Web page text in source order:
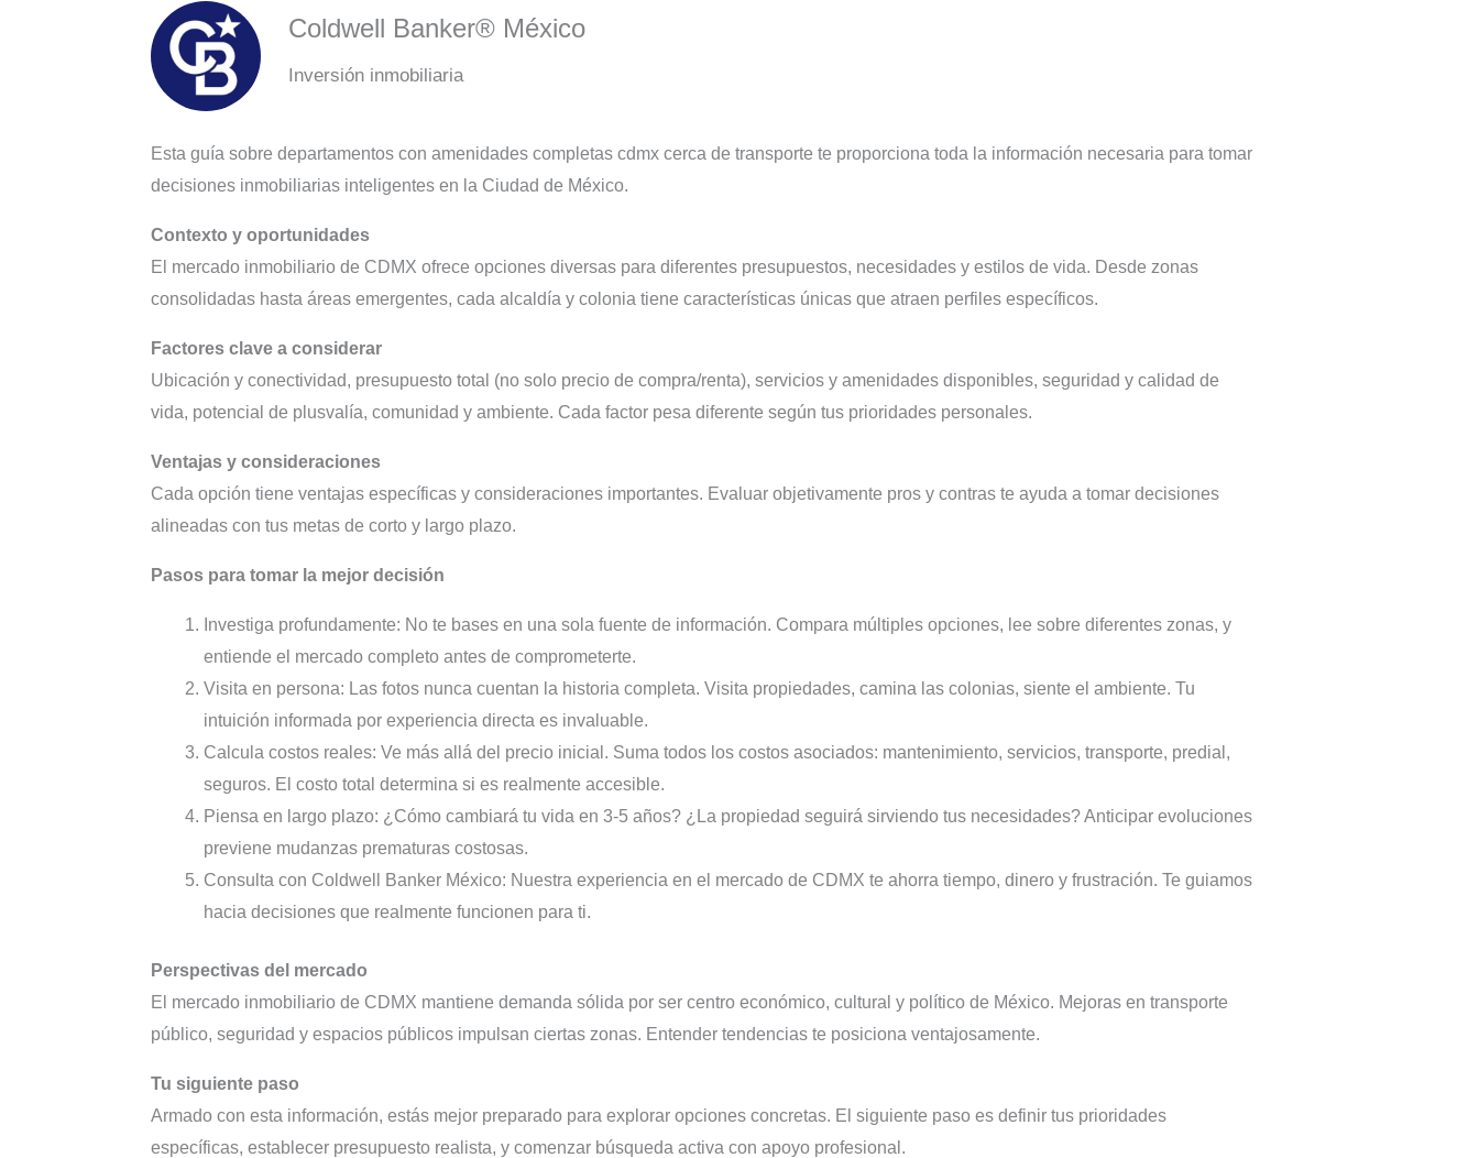
Coldwell Banker® México
Inversión inmobiliaria
Esta guía sobre departamentos con amenidades completas cdmx cerca de transporte te proporciona toda la información necesaria para tomar
decisiones inmobiliarias inteligentes en la Ciudad de México.
Contexto y oportunidades
El mercado inmobiliario de CDMX ofrece opciones diversas para diferentes presupuestos, necesidades y estilos de vida. Desde zonas
consolidadas hasta áreas emergentes, cada alcaldía y colonia tiene características únicas que atraen perfiles específicos.
Factores clave a considerar
Ubicación y conectividad, presupuesto total (no solo precio de compra/renta), servicios y amenidades disponibles, seguridad y calidad de
vida, potencial de plusvalía, comunidad y ambiente. Cada factor pesa diferente según tus prioridades personales.
Ventajas y consideraciones
Cada opción tiene ventajas específicas y consideraciones importantes. Evaluar objetivamente pros y contras te ayuda a tomar decisiones
alineadas con tus metas de corto y largo plazo.
Pasos para tomar la mejor decisión
Investiga profundamente: No te bases en una sola fuente de información. Compara múltiples opciones, lee sobre diferentes zonas, y
entiende el mercado completo antes de comprometerte.
Visita en persona: Las fotos nunca cuentan la historia completa. Visita propiedades, camina las colonias, siente el ambiente. Tu
intuición informada por experiencia directa es invaluable.
Calcula costos reales: Ve más allá del precio inicial. Suma todos los costos asociados: mantenimiento, servicios, transporte, predial,
seguros. El costo total determina si es realmente accesible.
Piensa en largo plazo: ¿Cómo cambiará tu vida en 3-5 años? ¿La propiedad seguirá sirviendo tus necesidades? Anticipar evoluciones
previene mudanzas prematuras costosas.
Consulta con Coldwell Banker México: Nuestra experiencia en el mercado de CDMX te ahorra tiempo, dinero y frustración. Te guiamos
hacia decisiones que realmente funcionen para ti.
Perspectivas del mercado
El mercado inmobiliario de CDMX mantiene demanda sólida por ser centro económico, cultural y político de México. Mejoras en transporte
público, seguridad y espacios públicos impulsan ciertas zonas. Entender tendencias te posiciona ventajosamente.
Tu siguiente paso
Armado con esta información, estás mejor preparado para explorar opciones concretas. El siguiente paso es definir tus prioridades
específicas, establecer presupuesto realista, y comenzar búsqueda activa con apoyo profesional.